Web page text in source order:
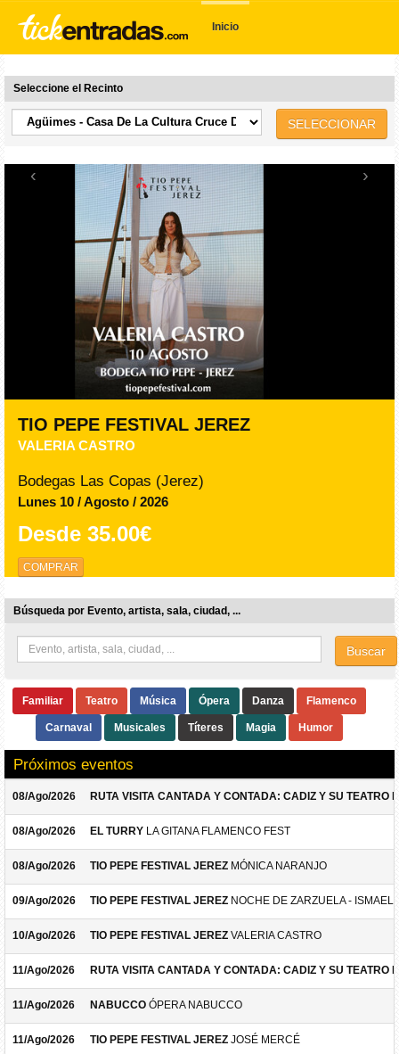
Inicio
Seleccione el Recinto
SELECCIONAR
‹ ›
TIO PEPE FESTIVAL JEREZ
VALERIA CASTRO
Bodegas Las Copas (Jerez)
Lunes 10 / Agosto / 2026
Desde 35.00€
COMPRAR
Búsqueda por Evento, artista, sala, ciudad, ...
Buscar
Familiar Teatro Música Ópera Danza Flamenco
Carnaval Musicales Títeres Magia Humor
Próximos eventos
08/Ago/2026 RUTA VISITA CANTADA Y CONTADA: CADIZ Y SU TEATRO
08/Ago/2026 EL TURRY LA GITANA FLAMENCO FEST
08/Ago/2026 TIO PEPE FESTIVAL JEREZ MÓNICA NARANJO
09/Ago/2026 TIO PEPE FESTIVAL JEREZ NOCHE DE ZARZUELA -
10/Ago/2026 TIO PEPE FESTIVAL JEREZ VALERIA CASTRO
11/Ago/2026 RUTA VISITA CANTADA Y CONTADA: CADIZ Y SU TEATRO
11/Ago/2026 NABUCCO ÓPERA NABUCCO
11/Ago/2026 TIO PEPE FESTIVAL JEREZ JOSÉ MERCÉ